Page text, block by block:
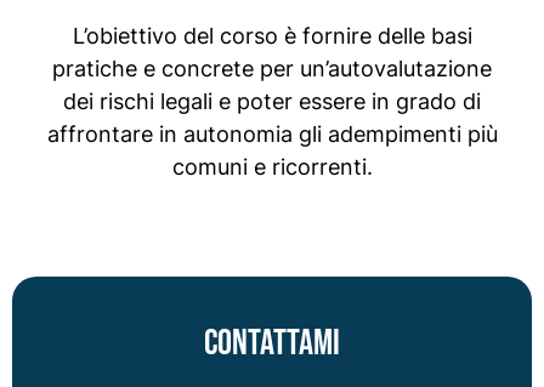
L’obiettivo del corso è fornire delle basi
pratiche e concrete per un’autovalutazione
dei rischi legali e poter essere in grado di
affrontare in autonomia gli adempimenti più
comuni e ricorrenti.
contattami